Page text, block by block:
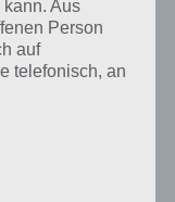
eines Bildes oder
von anderen Spielern
du das nächste
Antworten 94
Google Play Store
Aus
Person
auf
telefonisch, an